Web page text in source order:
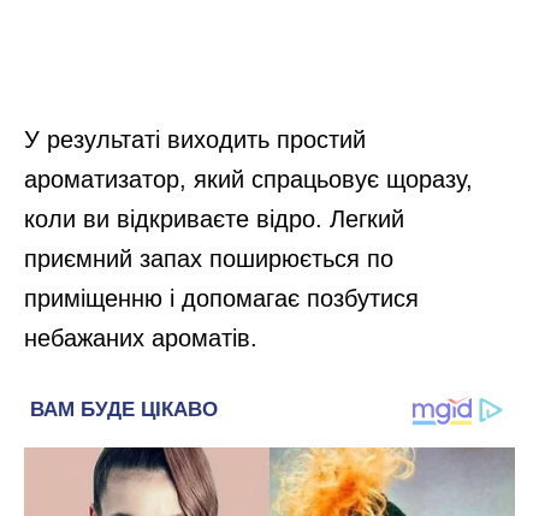
У результаті виходить простий
ароматизатор, який спрацьовує щоразу,
коли ви відкриваєте відро. Легкий
приємний запах поширюється по
приміщенню і допомагає позбутися
небажаних ароматів.